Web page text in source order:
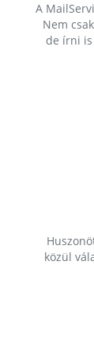
A
Nem
de írni is
közül